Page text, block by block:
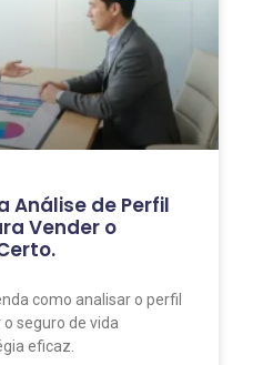
Análise de Perfil
Vender o
como analisar o perfil
seguro de vida
eficaz.